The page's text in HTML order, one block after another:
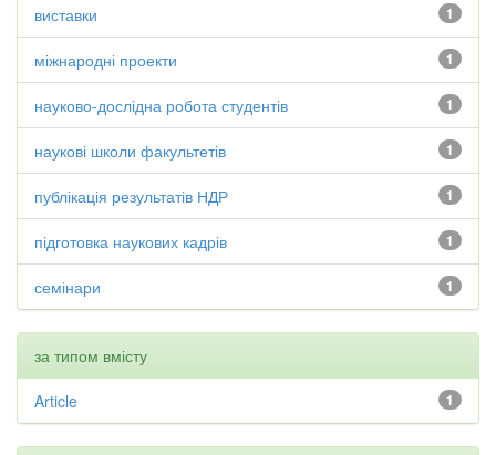
1
виставки
1
міжнародні проекти
1
науково-дослідна робота студентів
1
наукові школи факультетів
1
публікація результатів НДР
1
підготовка наукових кадрів
1
семінари
за типом вмісту
1
Article